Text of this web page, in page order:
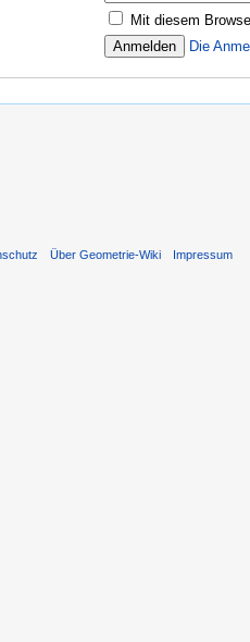
Mit diesem
Die
Über Geometrie-Wiki Impressum